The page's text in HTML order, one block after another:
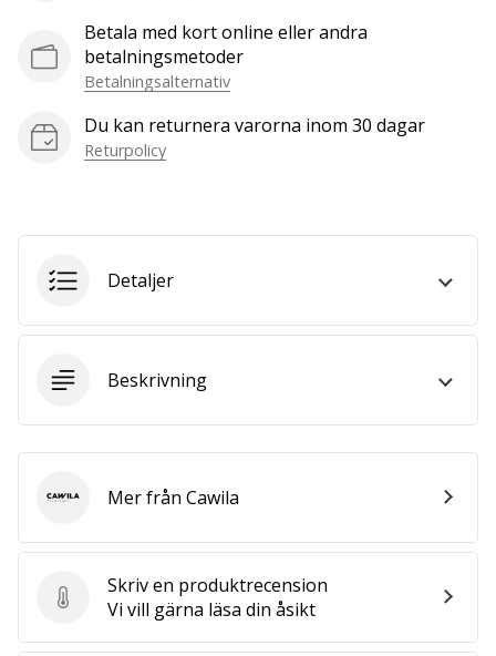
Visa
artiklar
Betala med kort online eller andra
betalningsmetoder
Betalningsalternativ
Du kan returnera varorna inom 30 dagar
Returpolicy
Detaljer
Beskrivning
Skriv en produktrecension
Skriv en produktrecension
Vi vill gärna läsa din åsikt
CawilaMer från Cawila